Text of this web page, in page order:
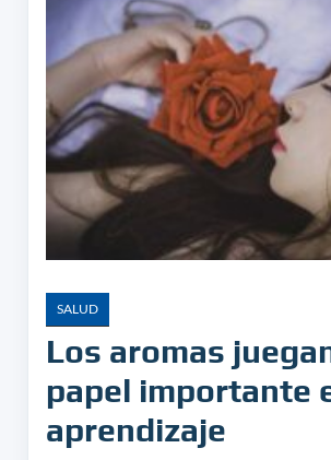
SALUD
Los aromas
papel importante
aprendizaje